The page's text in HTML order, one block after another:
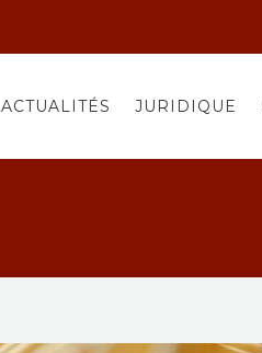
ACTUALITÉS JURIDIQUE